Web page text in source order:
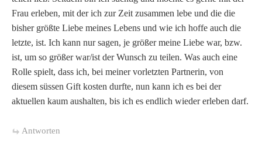
Frau erleben, mit der ich zur Zeit zusammen lebe und die die
bisher größte Liebe meines Lebens und wie ich hoffe auch die
letzte, ist. Ich kann nur sagen, je größer meine Liebe war, bzw.
ist, um so größer war/ist der Wunsch zu teilen. Was auch eine
Rolle spielt, dass ich, bei meiner vorletzten Partnerin, von
diesem süssen Gift kosten durfte, nun kann ich es bei der
aktuellen kaum aushalten, bis ich es endlich wieder erleben darf.
Antworten